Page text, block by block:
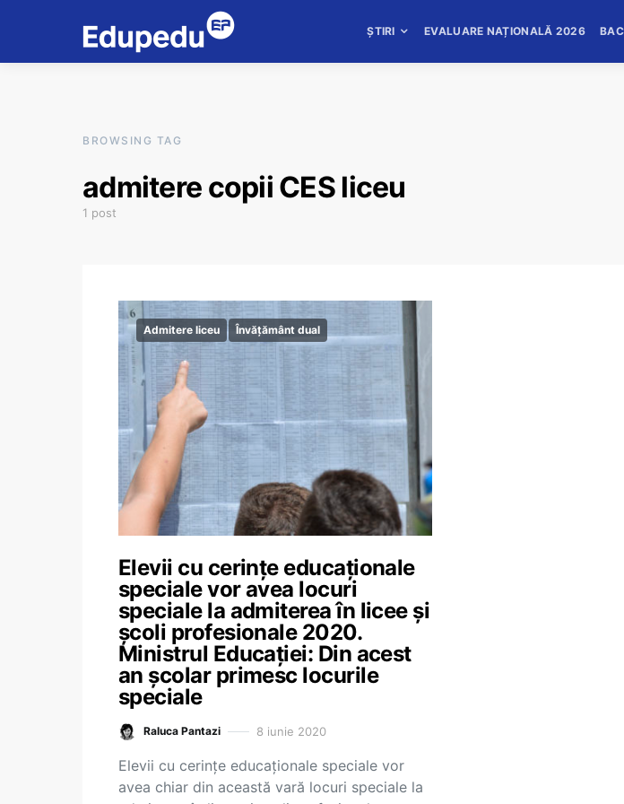
ȘTIRI EVALUARE NAȚIONALĂ 2026
BROWSING TAG
admitere copii CES liceu
1 post
Admitere liceu Învățământ dual
Elevii cu cerințe educaționale
speciale vor avea locuri
speciale la admiterea în licee și
școli profesionale 2020.
Ministrul Educației: Din acest
an școlar primesc locurile
speciale
Raluca Pantazi 8 iunie 2020
Elevii cu cerințe educaționale speciale vor
avea chiar din această vară locuri speciale la